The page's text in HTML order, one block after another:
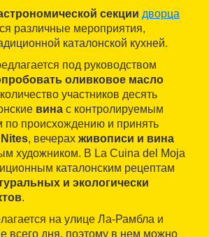
секции дворца
различные мероприятия,
каталонской кухней.
под руководством
оливковое масло
участников десять
вина с контролируемым
по происхождению и принять
, вечерах живописи и вина
художником. В La Cuina del Moja
каталонским рецептам
и экологически
.
на улице Ла-Рамбла и
всего дня, поэтому в нем можно